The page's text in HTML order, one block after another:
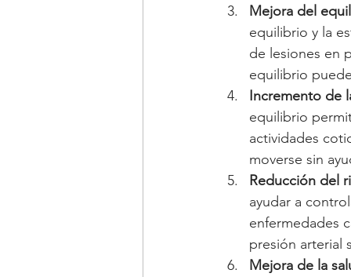
Mejora del
equilibrio y la
de lesiones en
equilibrio
Incremento de
equilibrio
actividades
moverse sin
Reducción del
ayudar a
enfermedades
presión arterial
Mejora de la